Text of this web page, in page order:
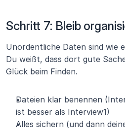
Schritt 7: Bleib
Unordentliche Daten sind wie
Du weißt, dass dort gute
Glück beim Finden.
Dateien klar benennen
ist besser als Interview1)
Alles sichern (und dann